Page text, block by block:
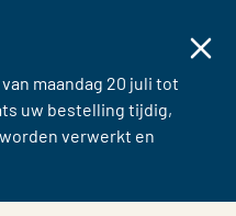
maandag 20 juli tot
uw bestelling tijdig,
verwerkt en